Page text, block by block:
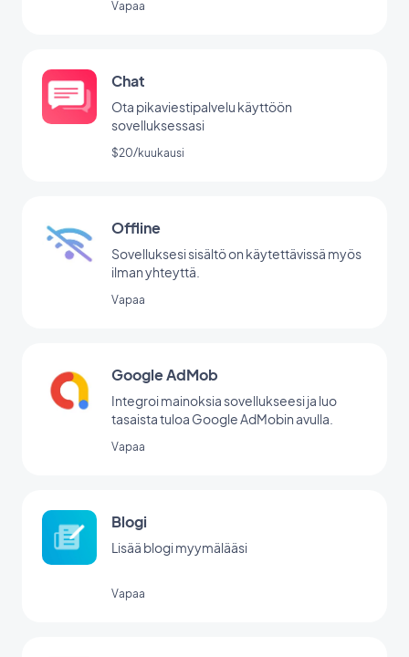
Vapaa
Chat
Ota pikaviestipalvelu käyttöön
sovelluksessasi
$20/kuukausi
Offline
Sovelluksesi sisältö on käytettävissä myös
ilman yhteyttä.
Vapaa
Google AdMob
Integroi mainoksia sovellukseesi ja luo
tasaista tuloa Google AdMobin avulla.
Vapaa
Blogi
Lisää blogi myymälääsi
Vapaa